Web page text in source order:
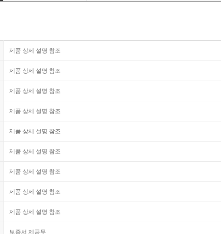
제품 상세 설명 참조
제품 상세 설명 참조
제품 상세 설명 참조
제품 상세 설명 참조
제품 상세 설명 참조
제품 상세 설명 참조
제품 상세 설명 참조
제품 상세 설명 참조
제품 상세 설명 참조
보증서 제공무